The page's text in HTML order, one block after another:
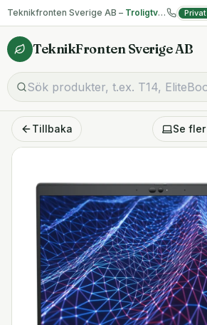
Teknikfronten Sverige AB – Troligtvis billigast på begagnad IT! Privat
TeknikFronten Sverige AB
Tillbaka Se fler